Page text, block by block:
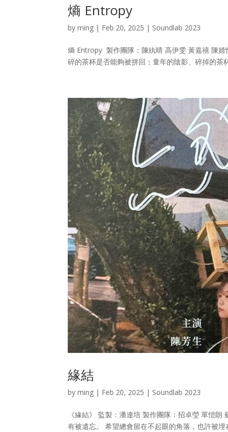
熵 Entropy
byming | Feb 20, 2025 | Soundlab 2023
熵 Entropy 製作團隊：陳紈晴 高伊雯 黃嘉禧 陳
碎的茶杯是否能夠被拼回；童年的陰影、碎掉的
緣結
byming | Feb 20, 2025 | Soundlab 2023
《緣結》 監製：潘達培 製作團隊：招卓瑩 單愷
有被遺忘。 希望總會留在不起眼的角落，也許被